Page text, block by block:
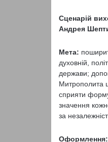
Сценарій
Андрея
Мета:
духовній,
держави;
Митрополита
сприяти
значення
за
Оформлення: